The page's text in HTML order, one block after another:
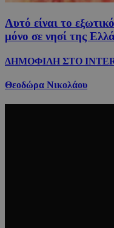
Αυτό είναι το
μόνο σε νησί της
ΔΗΜΟΦΙΛΗ ΣΤΟ
Θεοδώρα Νικολάου